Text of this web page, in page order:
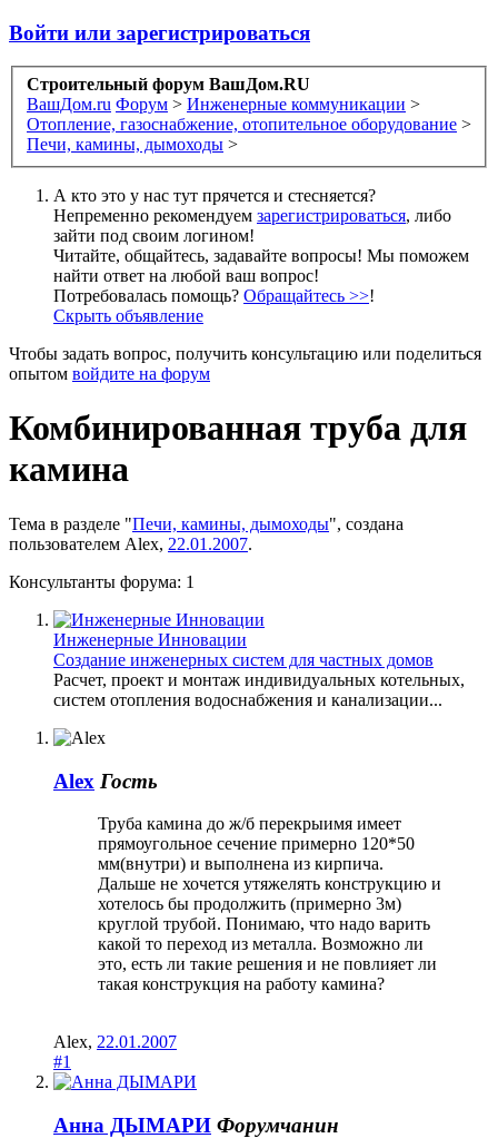
Войти или зарегистрироваться
Строительный форум ВашДом.RU
ВашДом.ru Форум > Инженерные коммуникации >
Отопление, газоснабжение, отопительное оборудование >
Печи, камины, дымоходы >
А кто это у нас тут прячется и стесняется?
Непременно рекомендуем зарегистрироваться, либо
зайти под своим логином!
Читайте, общайтесь, задавайте вопросы! Мы поможем
найти ответ на любой ваш вопрос!
Потребовалась помощь? Обращайтесь >>!
Скрыть объявление
Чтобы задать вопрос, получить консультацию или поделиться
опытом войдите на форум
Комбинированная труба для
камина
Тема в разделе "Печи, камины, дымоходы", создана
пользователем Alex, 22.01.2007.
Консультанты форума: 1
Инженерные Инновации
Создание инженерных систем для частных домов
Расчет, проект и монтаж индивидуальных котельных,
систем отопления водоснабжения и канализации...
Alex Гость
Труба камина до ж/б перекрыимя имеет
прямоугольное сечение примерно 120*50
мм(внутри) и выполнена из кирпича.
Дальше не хочется утяжелять конструкцию и
хотелось бы продолжить (примерно 3м)
круглой трубой. Понимаю, что надо варить
какой то переход из металла. Возможно ли
это, есть ли такие решения и не повлияет ли
такая конструкция на работу камина?
Alex, 22.01.2007
#1
Анна ДЫМАРИ Форумчанин